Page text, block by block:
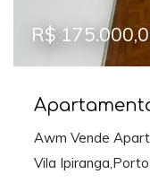
R$
Awm Vende
Vila